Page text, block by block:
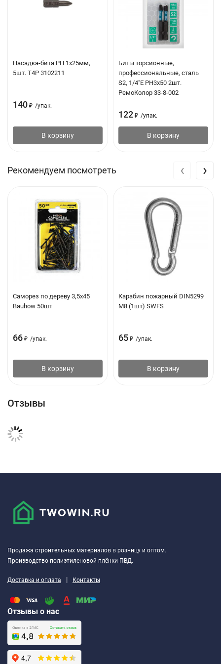
Насадка-бита PH 1х25мм,
5шт. T4P 3102211
140 ₽ /упак.
В корзину
Биты торсионные,
профессиональные, сталь
S2, 1/4"E PH3х50 2шт.
РемоКолор 33-8-002
122 ₽ /упак.
В корзину
Рекомендуем посмотреть
Саморез по дереву 3,5х45
Bauhow 50шт
66 ₽ /упак.
В корзину
Карабин пожарный DIN5299
М8 (1шт) SWFS
65 ₽ /упак.
В корзину
‹ ›
Отзывы
Продажа строительных материалов в розницу и оптом.
Производство полиэтиленовой плёнки ПВД.
Доставка и оплата | Контакты
Отзывы о нас